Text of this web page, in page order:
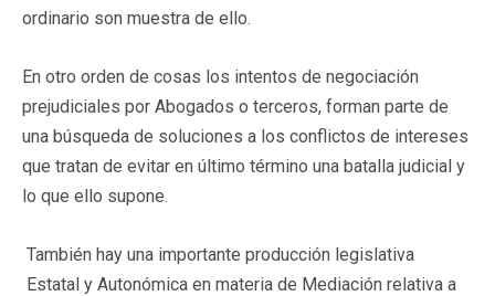
ordinario son muestra de ello.
En otro orden de cosas los intentos de negociación
prejudiciales por Abogados o terceros, forman parte de
una búsqueda de soluciones a los conflictos de intereses
que tratan de evitar en último término una batalla judicial y
lo que ello supone.
También hay una importante producción legislativa
Estatal y Autonómica en materia de Mediación relativa a